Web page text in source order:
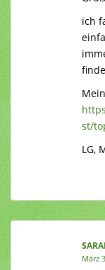
ich
st/
LG,
März